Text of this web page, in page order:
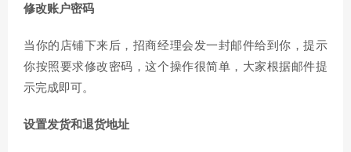
修改账户密码
当你的店铺下来后，招商经理会发一封邮件给到你，提示
你按照要求修改密码，这个操作很简单，大家根据邮件提
示完成即可。
设置发货和退货地址